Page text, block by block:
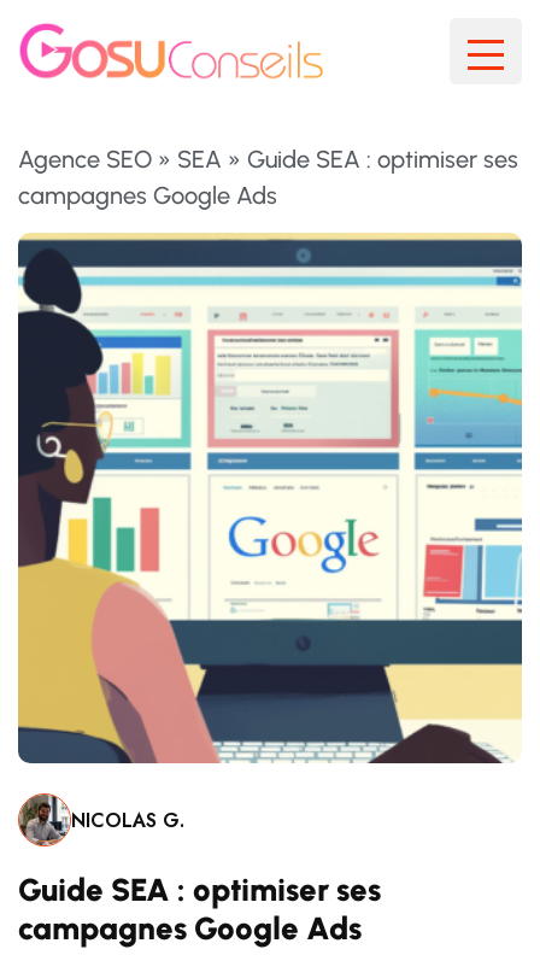
Agence SEO » SEA » Guide SEA : optimiser ses
campagnes Google Ads
NICOLAS G.
Guide SEA : optimiser ses
campagnes Google Ads